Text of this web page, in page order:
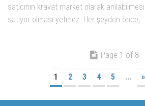
satıcının kravat market olarak
satıyor olması yetmez. Her şeyden önce,...
Page 1 of 8
1 2 3 4 5 ... »